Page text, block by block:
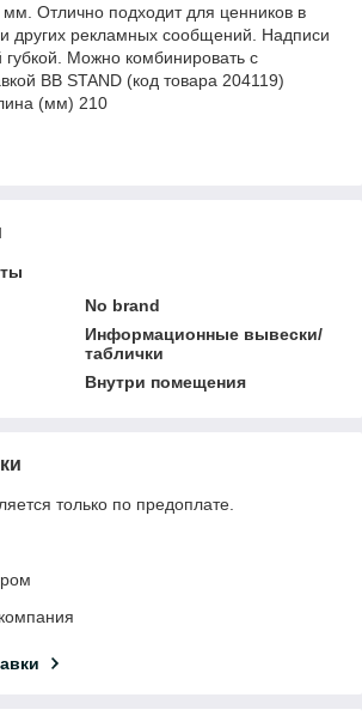
Отлично подходит для ценников в
других рекламных сообщений. Надписи
губкой. Можно комбинировать с
BB STAND (код товара 204119)
(мм) 210
No brand
Информационные вывески/
таблички
Внутри помещения
только по предоплате.